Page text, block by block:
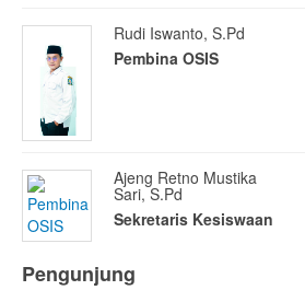
Rudi Iswanto, S.Pd
Pembina OSIS
Ajeng Retno Mustika
Sari, S.Pd
Sekretaris Kesiswaan
Pengunjung